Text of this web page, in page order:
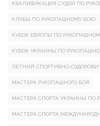
КВАЛИФИКАЦИЯ СУДЕЙ ПО
КЛУБЫ ПО РУКОПАШНОМУ БОЮ
КУБОК ЕВРОПЫ ПО
КУБОК УКРАИНЫ ПО
ЛЕТНИЙ СПОРТИВНО-
МАСТЕРА РУКОПАШНОГО БОЯ
МАСТЕРА СПОРТА УКРАИНЫ ПО
МАСТЕРА СПОРТА